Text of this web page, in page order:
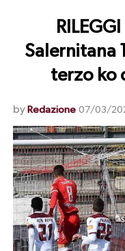
Salernitana
terzo ko
by Redazione 07/03/